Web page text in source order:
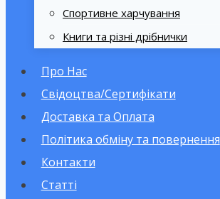
Спортивне харчування
Книги та різні дрібнички
Про Нас
Свідоцтва/Сертифікати
Доставка та Оплата
Політика обміну та повернення
Контакти
Статті